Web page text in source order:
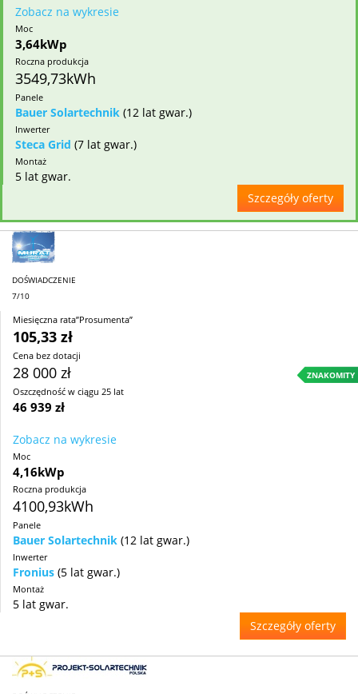
Zobacz na wykresie
Moc
3,64kWp
Roczna produkcja
3549,73kWh
Panele
Bauer Solartechnik (12 lat gwar.)
Inwerter
Steca Grid (7 lat gwar.)
Montaż
5 lat gwar.
Szczegóły oferty
DOŚWIADCZENIE
7/10
Miesięczna rata”Prosumenta”
105,33 zł
Cena bez dotacji
28 000 zł ZNAKOMITY
Oszczędność w ciągu 25 lat
46 939 zł
Zobacz na wykresie
Moc
4,16kWp
Roczna produkcja
4100,93kWh
Panele
Bauer Solartechnik (12 lat gwar.)
Inwerter
Fronius (5 lat gwar.)
Montaż
5 lat gwar.
Szczegóły oferty